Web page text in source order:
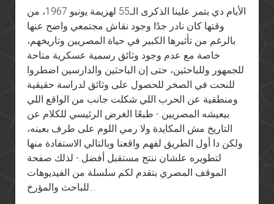
الأيام دي بتمر علينا الذكرى الـ55 لهزيمة يونيو 1967، من
وقتها كان نادر جدًا وجود نقاش مجتمعي واضح عنها
بالرغم من تأثيرها الكبير في حياة المصريين وتاريخهم،
خاصة مع عدم وجود وثائق رسمية عسكرية متاحة
للجمهور وللباحثين، حتى إن الباحثين والدارسين اضطروا
للنحت في الصخر للحصول على وثائق لدراسة حقيقية
ومنطقية عن الحرب اللي شكلت جانب من الواقع اللي
بيعيشه المصريين.- طبعًا الغرض الرئيسي للكلام عن
التاريخ مش المكايدة ولا رمي اللوم على طرف بعينه،
ولكن دا أول الطريق لفهم واقعنا وبالتالي الاستفادة منها
لتطويره علشان ننتج مستقبل أفضل.- لذلك صفحة
الموقف المصري بتقدم لكم سلسلة من الفيديوهات
للباحث والمؤرخ…